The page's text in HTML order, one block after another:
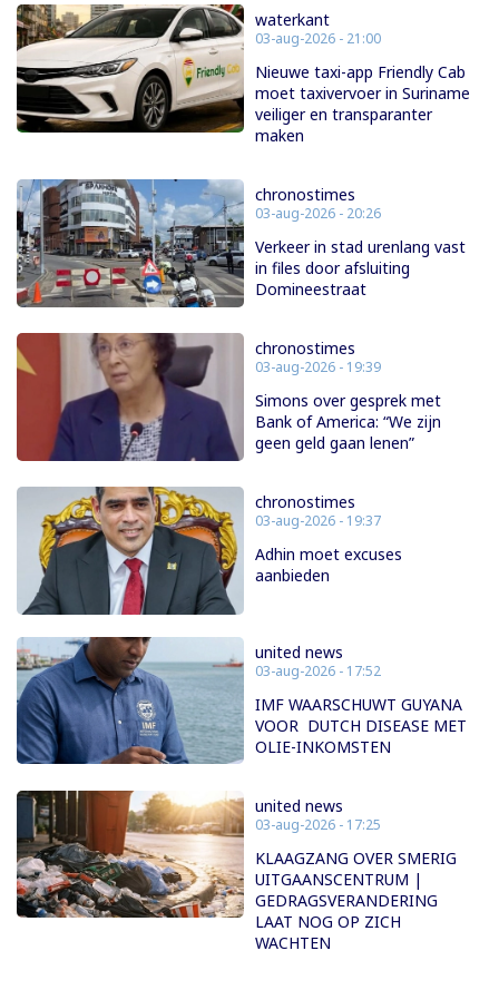
waterkant
03-aug-2026 - 21:00
Nieuwe taxi-app Friendly Cab
moet taxivervoer in Suriname
veiliger en transparanter
maken
chronostimes
03-aug-2026 - 20:26
Verkeer in stad urenlang vast
in files door afsluiting
Domineestraat
chronostimes
03-aug-2026 - 19:39
Simons over gesprek met
Bank of America: “We zijn
geen geld gaan lenen”
chronostimes
03-aug-2026 - 19:37
Adhin moet excuses
aanbieden
united news
03-aug-2026 - 17:52
IMF WAARSCHUWT GUYANA
VOOR DUTCH DISEASE MET
OLIE-INKOMSTEN
united news
03-aug-2026 - 17:25
KLAAGZANG OVER SMERIG
UITGAANSCENTRUM |
GEDRAGSVERANDERING
LAAT NOG OP ZICH
WACHTEN